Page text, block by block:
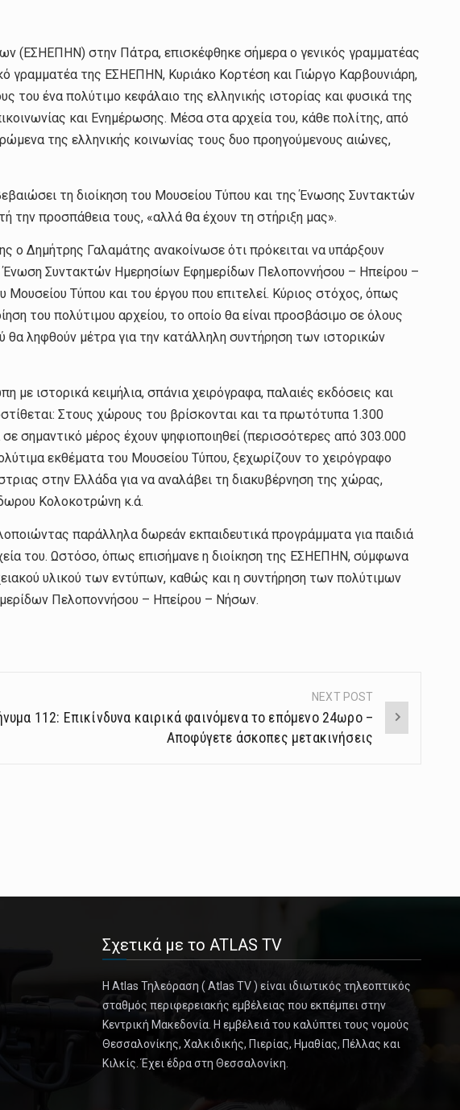
(ΕΣΗΕΠΗΝ) στην Πάτρα, επισκέφθηκε σήμερα ο γενικός γραμματέας
γραμματέα της ΕΣΗΕΠΗΝ, Κυριάκο Κορτέση και Γιώργο Καρβουνιάρη,
ένα πολύτιμο κεφάλαιο της ελληνικής ιστορίας και φυσικά της
και Ενημέρωσης. Μέσα στα αρχεία του, κάθε πολίτης, από
της ελληνικής κοινωνίας τους δυο προηγούμενους αιώνες,
τη διοίκηση του Μουσείου Τύπου και της Ένωσης Συντακτών
την προσπάθεια τους, «αλλά θα έχουν τη στήριξη μας».
ο Δημήτρης Γαλαμάτης ανακοίνωσε ότι πρόκειται να υπάρξουν
Ένωση Συντακτών Ημερησίων Εφημερίδων Πελοποννήσου – Ηπείρου –
Τύπου και του έργου που επιτελεί. Κύριος στόχος, όπως
του πολύτιμου αρχείου, το οποίο θα είναι προσβάσιμο σε όλους
θα ληφθούν μέτρα για την κατάλληλη συντήρηση των ιστορικών
ιστορικά κειμήλια, σπάνια χειρόγραφα, παλαιές εκδόσεις και
Στους χώρους του βρίσκονται και τα πρωτότυπα 1.300
σημαντικό μέρος έχουν ψηφιοποιηθεί (περισσότερες από 303.000
εκθέματα του Μουσείου Τύπου, ξεχωρίζουν το χειρόγραφο
στην Ελλάδα για να αναλάβει τη διακυβέρνηση της χώρας,
Κολοκοτρώνη κ.ά.
παράλληλα δωρεάν εκπαιδευτικά προγράμματα για παιδιά
του. Ωστόσο, όπως επισήμανε η διοίκηση της ΕΣΗΕΠΗΝ, σύμφωνα
υλικού των εντύπων, καθώς και η συντήρηση των πολύτιμων
Πελοποννήσου – Ηπείρου – Νήσων.
NEXT POST
112: Επικίνδυνα καιρικά φαινόμενα το επόμενο 24ωρο –
Αποφύγετε άσκοπες μετακινήσεις
Σχετικά με το ATLAS TV
Η Atlas Τηλεόραση ( Atlas TV ) είναι ιδιωτικός τηλεοπτικός
σταθμός περιφερειακής εμβέλειας που εκπέμπει στην
Κεντρική Μακεδονία. Η εμβέλειά του καλύπτει τους νομούς
Θεσσαλονίκης, Χαλκιδικής, Πιερίας, Ημαθίας, Πέλλας και
Κιλκίς. Έχει έδρα στη Θεσσαλονίκη.